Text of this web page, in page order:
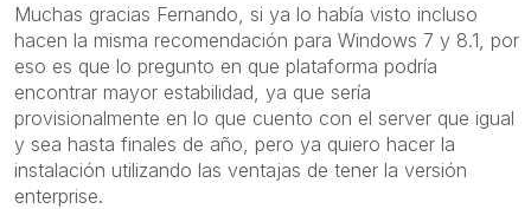
Muchas gracias Fernando, si ya lo había visto incluso
hacen la misma recomendación para Windows 7 y 8.1, por
eso es que lo pregunto en que plataforma podría
encontrar mayor estabilidad, ya que sería
provisionalmente en lo que cuento con el server que igual
y sea hasta finales de año, pero ya quiero hacer la
instalación utilizando las ventajas de tener la versión
enterprise.